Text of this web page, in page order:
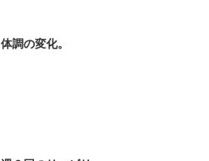
体調の変化。